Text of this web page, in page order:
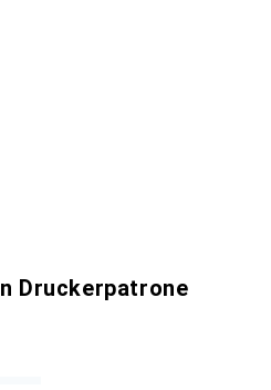
Druckerpatrone